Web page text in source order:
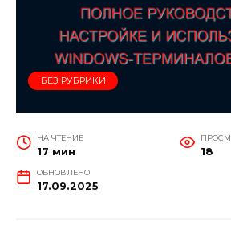
БЕЗ РУБРИКИ
НА ЧТЕНИЕ
17 мин 18
ОБНОВЛЕНО
17.09.2025